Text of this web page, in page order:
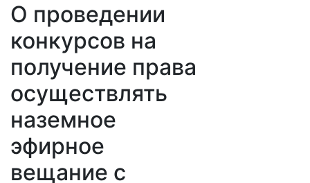
О проведении
конкурсов на
получение права
осуществлять
наземное
эфирное
вещание с